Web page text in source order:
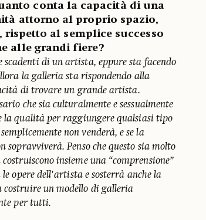
conta la capacità di una
attorno al proprio spazio,
al semplice successo
alle grandi fiere?
scadenti di un artista, eppure sta facendo
la galleria sta rispondendo alla
di trovare un grande artista.
che sia culturalmente e sessualmente
la qualità per raggiungere qualsiasi tipo
non venderà, e se la
Penso che questo sia molto
insieme una “comprensione”
opere dell'artista e sosterrà anche la
un modello di galleria
per tutti.